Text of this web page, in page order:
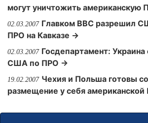
могут уничтожить американскую
02.03.2007 Главком ВВС разрешил
ПРО на Кавказе →
02.03.2007 Госдепартамент: Украина
США по ПРО →
19.02.2007 Чехия и Польша готовы
размещение у себя